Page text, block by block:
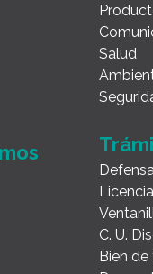
Salud
C. U.
Bien de